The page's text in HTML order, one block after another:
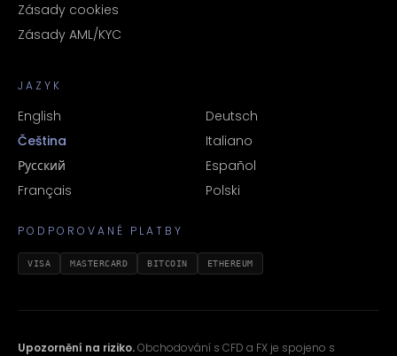
Zásady cookies
Zásady AML/KYC
JAZYK
English
Deutsch
Čeština
Italiano
Русский
Español
Français
Polski
PODPOROVANÉ PLATBY
VISA MASTERCARD BITCOIN ETHEREUM
Upozornění na riziko.Obchodování s CFD a FX je spojeno s